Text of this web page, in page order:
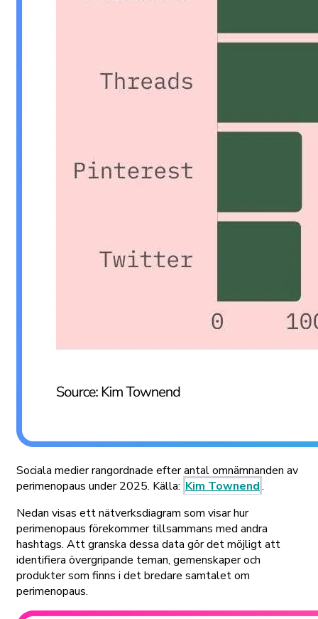
Sociala medier rangordnade efter antal omnämnanden av
perimenopaus under 2025. Källa: Kim Townend.
Nedan visas ett nätverksdiagram som visar hur
perimenopaus förekommer tillsammans med andra
hashtags. Att granska dessa data gör det möjligt att
identifiera övergripande teman, gemenskaper och
produkter som finns i det bredare samtalet om
perimenopaus.